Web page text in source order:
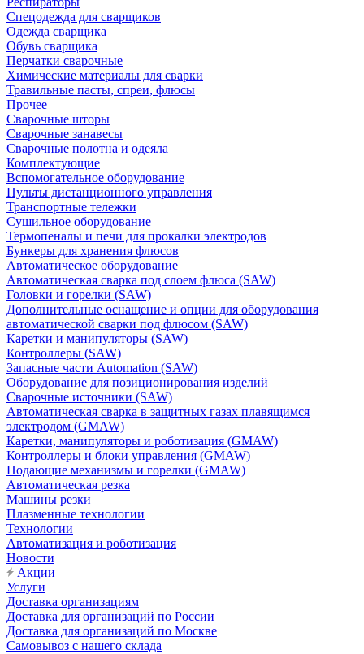
Спецодежда для сварщиков
Одежда сварщика
Обувь сварщика
Перчатки сварочные
Химические материалы для сварки
Травильные пасты, спреи, флюсы
Прочее
Сварочные шторы
Сварочные занавесы
Сварочные полотна и одеяла
Комплектующие
Вспомогательное оборудование
Пульты дистанционного управления
Транспортные тележки
Сушильное оборудование
Термопеналы и печи для прокалки электродов
Бункеры для хранения флюсов
Автоматическое оборудование
Автоматическая сварка под слоем флюса (SAW)
Головки и горелки (SAW)
Дополнительные оснащение и опции для оборудования
автоматической сварки под флюсом (SAW)
Каретки и манипуляторы (SAW)
Контроллеры (SAW)
Запасные части Automation (SAW)
Оборудование для позиционирования изделий
Сварочные источники (SAW)
Автоматическая сварка в защитных газах плавящимся
электродом (GMAW)
Каретки, манипуляторы и роботизация (GMAW)
Контроллеры и блоки управления (GMAW)
Подающие механизмы и горелки (GMAW)
Автоматическая резка
Машины резки
Плазменные технологии
Технологии
Автоматизация и роботизация
Новости
Акции
Услуги
Доставка организациям
Доставка для организаций по России
Доставка для организаций по Москве
Самовывоз с нашего склада